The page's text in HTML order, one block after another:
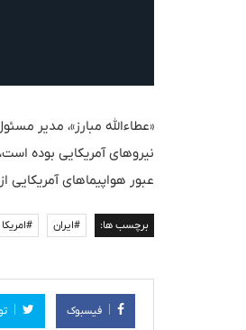
«عطاءالله مبارز»، مدیر
نیروهای آمریکایی بوده
عبور هواپیماهای
برچسب ها: #ایران #امریکا
فیسبوک